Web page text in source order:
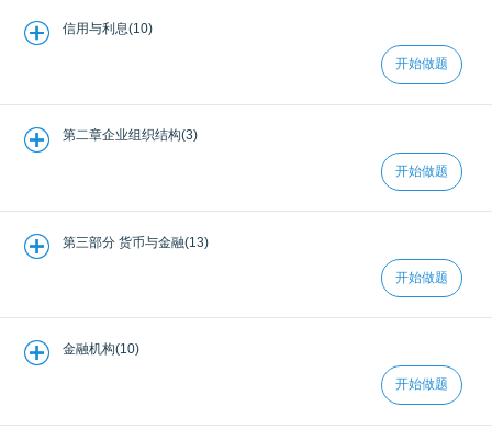
信用与利息(10)
开始做题
第二章企业组织结构(3)
开始做题
第三部分 货币与金融(13)
开始做题
金融机构(10)
开始做题